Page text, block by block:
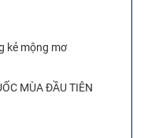
kẻ mộng mơ
MÙA ĐẦU TIÊN